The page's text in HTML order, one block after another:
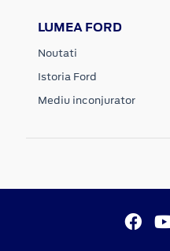
LUMEA FORD
Noutati
Istoria Ford
Mediu inconjurator